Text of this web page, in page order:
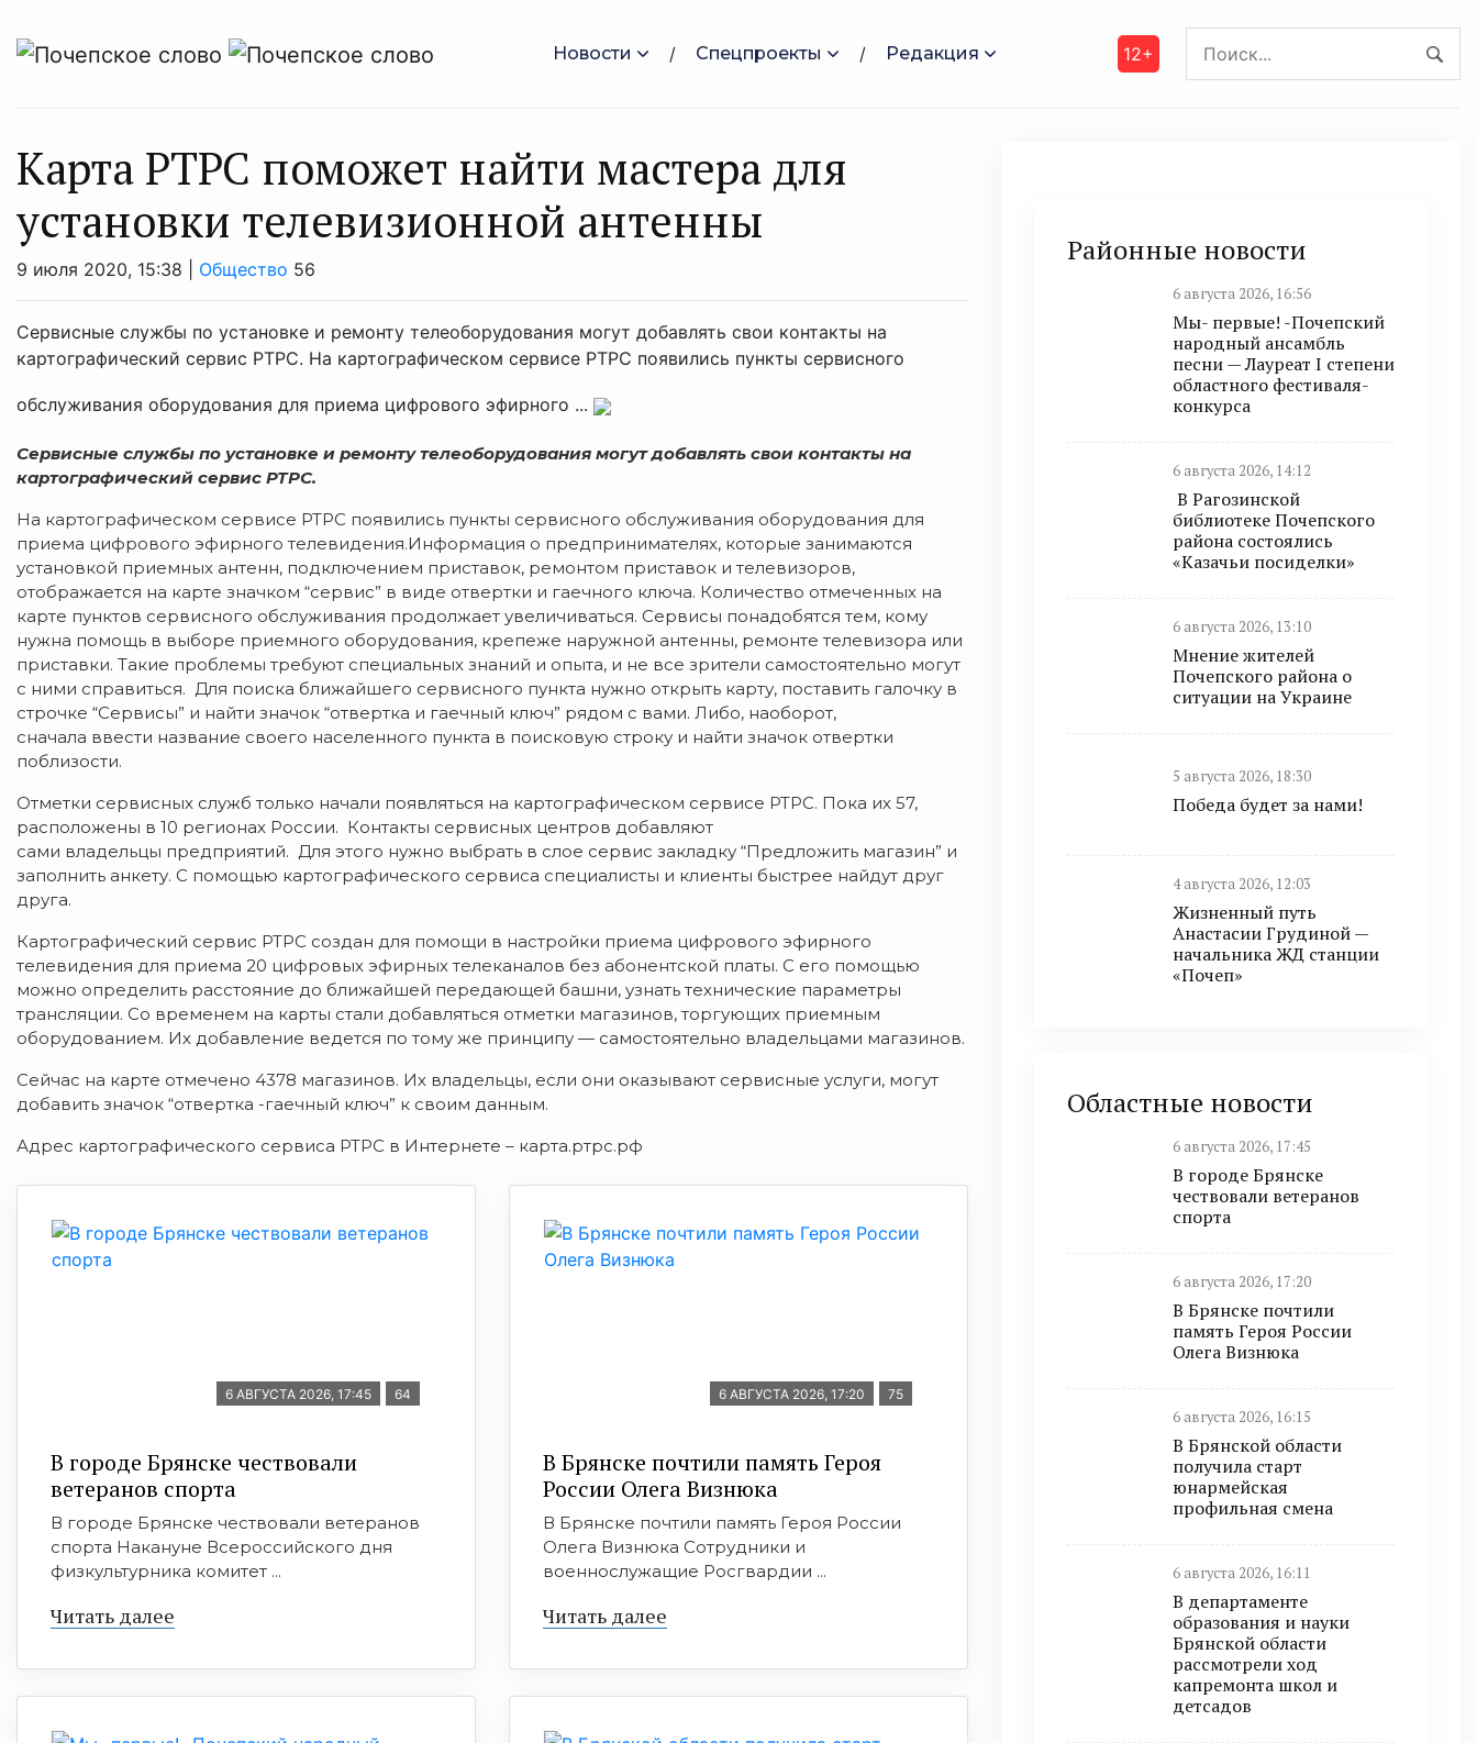
Новости Спецпроекты Редакция 12+
Карта РТРС поможет найти мастера для
установки телевизионной антенны
9 июля 2020, 15:38 | Общество 56
Сервисные службы по установке и ремонту телеоборудования могут добавлять свои контакты на
картографический сервис РТРС. На картографическом сервисе РТРС появились пункты сервисного
обслуживания оборудования для приема цифрового эфирного ...
Сервисные службы по установке и ремонту телеоборудования могут добавлять свои контакты на
картографический сервис РТРС.
На картографическом сервисе РТРС появились пункты сервисного обслуживания оборудования для
приема цифрового эфирного телевидения.Информация о предпринимателях, которые занимаются
установкой приемных антенн, подключением приставок, ремонтом приставок и телевизоров,
отображается на карте значком “сервис” в виде отвертки и гаечного ключа. Количество отмеченных на
карте пунктов сервисного обслуживания продолжает увеличиваться. Сервисы понадобятся тем, кому
нужна помощь в выборе приемного оборудования, крепеже наружной антенны, ремонте телевизора или
приставки. Такие проблемы требуют специальных знаний и опыта, и не все зрители самостоятельно могут
с ними справиться. Для поиска ближайшего сервисного пункта нужно открыть карту, поставить галочку в
строчке “Сервисы” и найти значок “отвертка и гаечный ключ” рядом с вами. Либо, наоборот,
сначала ввести название своего населенного пункта в поисковую строку и найти значок отвертки
поблизости.
Отметки сервисных служб только начали появляться на картографическом сервисе РТРС. Пока их 57,
расположены в 10 регионах России. Контакты сервисных центров добавляют
сами владельцы предприятий. Для этого нужно выбрать в слое сервис закладку “Предложить магазин” и
заполнить анкету. С помощью картографического сервиса специалисты и клиенты быстрее найдут друг
друга.
Картографический сервис РТРС создан для помощи в настройки приема цифрового эфирного
телевидения для приема 20 цифровых эфирных телеканалов без абонентской платы. С его помощью
можно определить расстояние до ближайшей передающей башни, узнать технические параметры
трансляции. Со временем на карты стали добавляться отметки магазинов, торгующих приемным
оборудованием. Их добавление ведется по тому же принципу — самостоятельно владельцами магазинов.
Сейчас на карте отмечено 4378 магазинов. Их владельцы, если они оказывают сервисные услуги, могут
добавить значок “отвертка -гаечный ключ” к своим данным.
Адрес картографического сервиса РТРС в Интернете – карта.ртрс.рф
6 АВГУСТА 2026, 17:45 64
В городе Брянске чествовали
ветеранов спорта
В городе Брянске чествовали ветеранов
спорта Накануне Всероссийского дня
физкультурника комитет ...
Читать далее
6 АВГУСТА 2026, 17:20 75
В Брянске почтили память Героя
России Олега Визнюка
В Брянске почтили память Героя России
Олега Визнюка Сотрудники и
военнослужащие Росгвардии ...
Читать далее
Районные новости
6 августа 2026, 16:56
Мы- первые! -Почепский
народный ансамбль
песни — Лауреат I степени
областного фестиваля-
конкурса
6 августа 2026, 14:12
В Рагозинской
библиотеке Почепского
района состоялись
«Казачьи посиделки»
6 августа 2026, 13:10
Мнение жителей
Почепского района о
ситуации на Украине
5 августа 2026, 18:30
Победа будет за нами!
4 августа 2026, 12:03
Жизненный путь
Анастасии Грудиной —
начальника ЖД станции
«Почеп»
Областные новости
6 августа 2026, 17:45
В городе Брянске
чествовали ветеранов
спорта
6 августа 2026, 17:20
В Брянске почтили
память Героя России
Олега Визнюка
6 августа 2026, 16:15
В Брянской области
получила старт
юнармейская
профильная смена
6 августа 2026, 16:11
В департаменте
образования и науки
Брянской области
рассмотрели ход
капремонта школ и
детсадов